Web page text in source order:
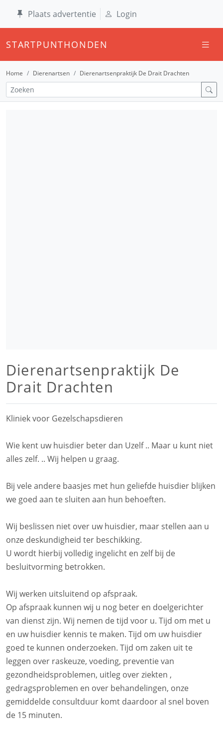
Plaats advertentie Login
STARTPUNTHONDEN
Home Dierenartsen Dierenartsenpraktijk De Drait Drachten
Dierenartsenpraktijk De
Drait Drachten
Kliniek voor Gezelschapsdieren
Wie kent uw huisdier beter dan Uzelf .. Maar u kunt niet
alles zelf. .. Wij helpen u graag.
Bij vele andere baasjes met hun geliefde huisdier blijken
we goed aan te sluiten aan hun behoeften.
Wij beslissen niet over uw huisdier, maar stellen aan u
onze deskundigheid ter beschikking.
U wordt hierbij volledig ingelicht en zelf bij de
besluitvorming betrokken.
Wij werken uitsluitend op afspraak.
Op afspraak kunnen wij u nog beter en doelgerichter
van dienst zijn. Wij nemen de tijd voor u. Tijd om met u
en uw huisdier kennis te maken. Tijd om uw huisdier
goed te kunnen onderzoeken. Tijd om zaken uit te
leggen over raskeuze, voeding, preventie van
gezondheidsproblemen, uitleg over ziekten ,
gedragsproblemen en over behandelingen, onze
gemiddelde consultduur komt daardoor al snel boven
de 15 minuten.